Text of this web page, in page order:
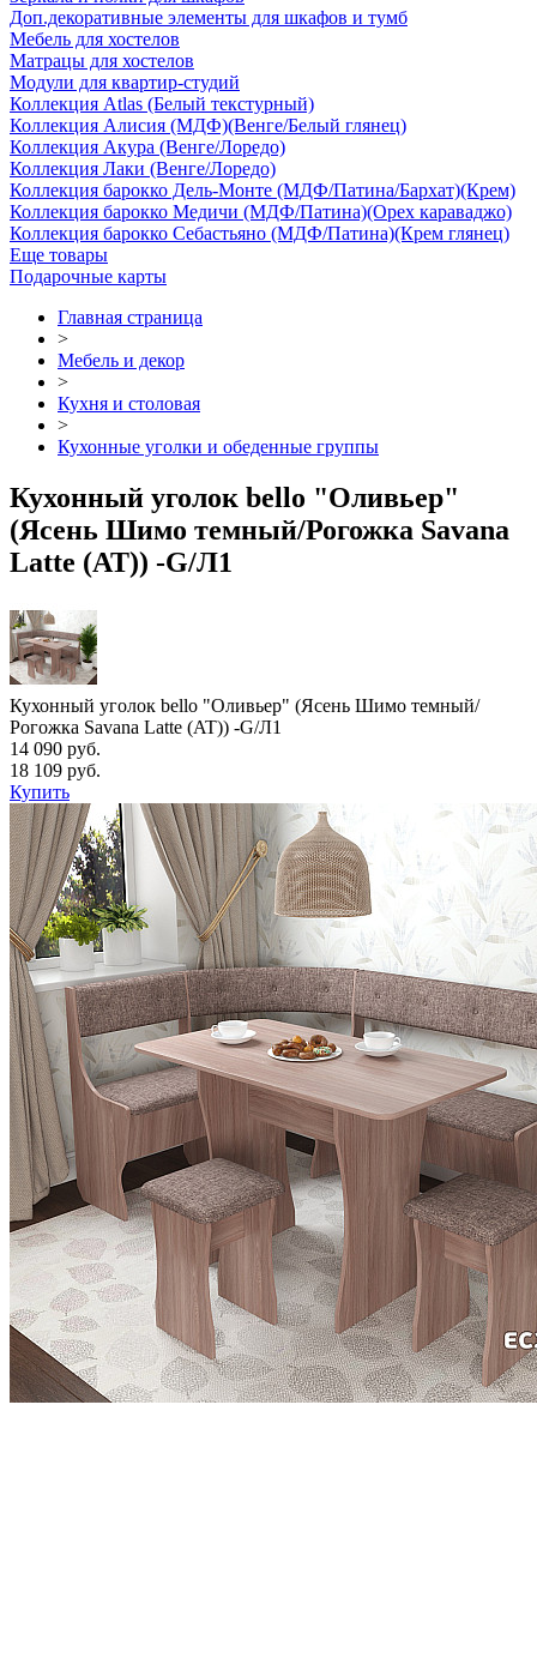
Доп.декоративные элементы для шкафов и тумб
Мебель для хостелов
Матрацы для хостелов
Модули для квартир-студий
Коллекция Atlas (Белый текстурный)
Коллекция Алисия (МДФ)(Венге/Белый глянец)
Коллекция Акура (Венге/Лоредо)
Коллекция Лаки (Венге/Лоредо)
Коллекция барокко Дель-Монте (МДФ/Патина/Бархат)(Крем)
Коллекция барокко Медичи (МДФ/Патина)(Орех караваджо)
Коллекция барокко Себастьяно (МДФ/Патина)(Крем глянец)
Еще товары
Подарочные карты
Главная страница
>
Мебель и декор
>
Кухня и столовая
>
Кухонные уголки и обеденные группы
Кухонный уголок bello "Оливьер"
(Ясень Шимо темный/Рогожка Savana
Latte (AT)) -G/Л1
Кухонный уголок bello "Оливьер" (Ясень Шимо темный/
Рогожка Savana Latte (AT)) -G/Л1
14 090 руб.
18 109 руб.
Купить